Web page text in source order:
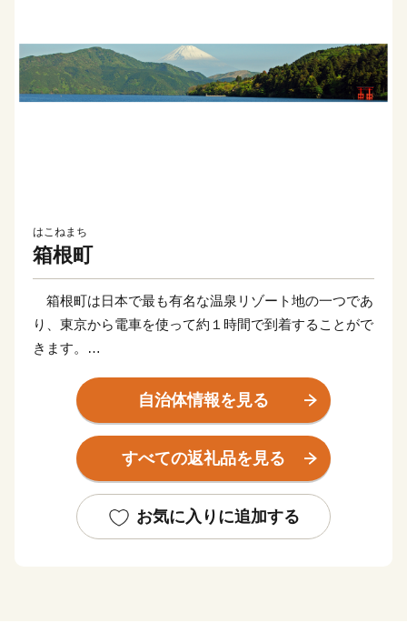
はこねまち
箱根町
箱根町は日本で最も有名な温泉リゾート地の一つであ
り、東京から電車を使って約１時間で到着することがで
きます。
のアクセスも非常に良く、東京、京都、大阪、富士山な
ど日本で人気の観光地を周遊する旅の滞在地として便利
な立地にあります。
そのため、国内外から毎年2000万人を超える観光客が
文化遺産にも登録されている富士山を近くに見ることも
出来ます。
自治体情報を見る
すべての返礼品を見る
お気に入りに追加する